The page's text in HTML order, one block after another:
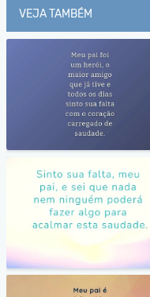
VEJA TAMBÉM